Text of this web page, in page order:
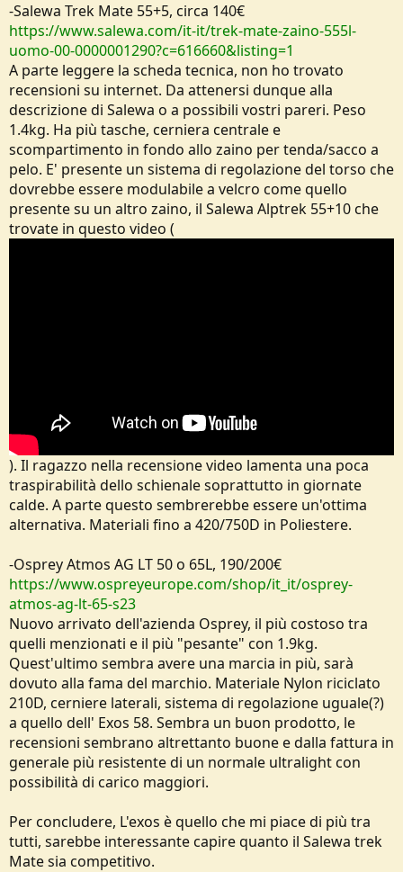
-Salewa Trek Mate 55+5, circa 140€
https://www.salewa.com/it-it/trek-mate-zaino-555l-
uomo-00-0000001290?c=616660&listing=1
A parte leggere la scheda tecnica, non ho trovato
recensioni su internet. Da attenersi dunque alla
descrizione di Salewa o a possibili vostri pareri. Peso
1.4kg. Ha più tasche, cerniera centrale e
scompartimento in fondo allo zaino per tenda/sacco a
pelo. E' presente un sistema di regolazione del torso che
dovrebbe essere modulabile a velcro come quello
presente su un altro zaino, il Salewa Alptrek 55+10 che
trovate in questo video (
). Il ragazzo nella recensione video lamenta una poca
traspirabilità dello schienale soprattutto in giornate
calde. A parte questo sembrerebbe essere un'ottima
alternativa. Materiali fino a 420/750D in Poliestere.
-Osprey Atmos AG LT 50 o 65L, 190/200€
https://www.ospreyeurope.com/shop/it_it/osprey-
atmos-ag-lt-65-s23
Nuovo arrivato dell'azienda Osprey, il più costoso tra
quelli menzionati e il più "pesante" con 1.9kg.
Quest'ultimo sembra avere una marcia in più, sarà
dovuto alla fama del marchio. Materiale Nylon riciclato
210D, cerniere laterali, sistema di regolazione uguale(?)
a quello dell' Exos 58. Sembra un buon prodotto, le
recensioni sembrano altrettanto buone e dalla fattura in
generale più resistente di un normale ultralight con
possibilità di carico maggiori.
Per concludere, L'exos è quello che mi piace di più tra
tutti, sarebbe interessante capire quanto il Salewa trek
Mate sia competitivo.